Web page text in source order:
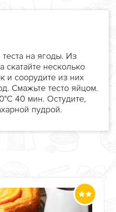
на ягоды. Из
скатайте несколько
и соорудите из них
Смажьте тесто яйцом.
40 мин. Остудите,
пудрой.